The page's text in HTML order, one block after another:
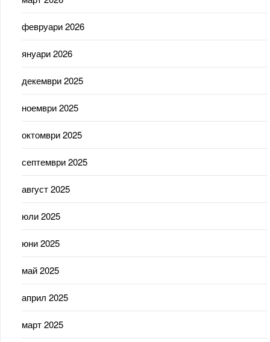
февруари 2026
януари 2026
декември 2025
ноември 2025
октомври 2025
септември 2025
август 2025
юли 2025
юни 2025
май 2025
април 2025
март 2025